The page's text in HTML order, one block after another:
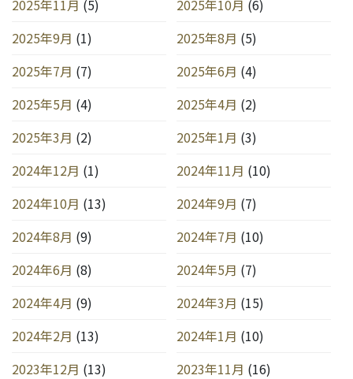
2025年11月 (5) 2025年10月 (6)
2025年9月 (1) 2025年8月 (5)
2025年7月 (7) 2025年6月 (4)
2025年5月 (4) 2025年4月 (2)
2025年3月 (2) 2025年1月 (3)
2024年12月 (1) 2024年11月 (10)
2024年10月 (13) 2024年9月 (7)
2024年8月 (9) 2024年7月 (10)
2024年6月 (8) 2024年5月 (7)
2024年4月 (9) 2024年3月 (15)
2024年2月 (13) 2024年1月 (10)
2023年12月 (13) 2023年11月 (16)